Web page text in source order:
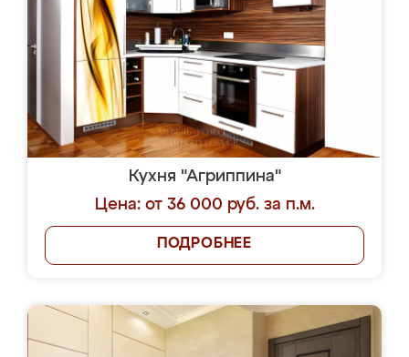
Кухня "Агриппина"
Цена: от 36 000 руб. за п.м.
ПОДРОБНЕЕ